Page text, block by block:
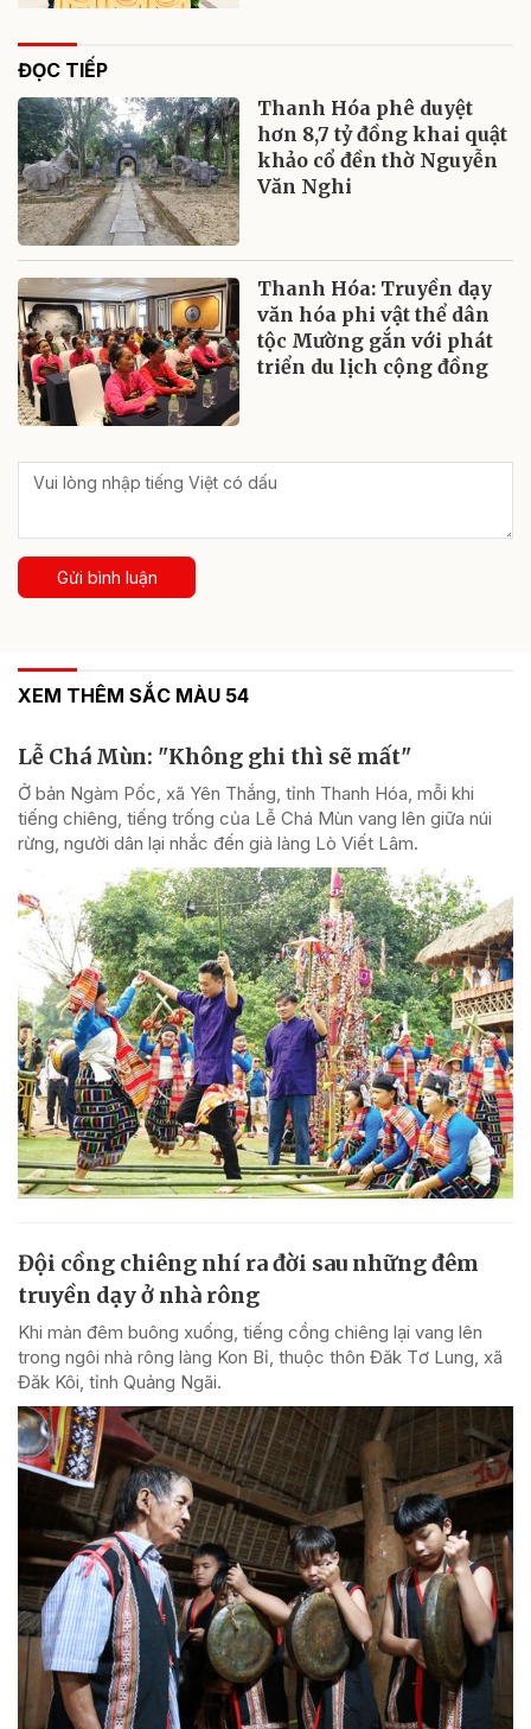
ĐỌC TIẾP
Thanh Hóa phê duyệt
hơn 8,7 tỷ đồng khai quật
khảo cổ đền thờ Nguyễn
Văn Nghi
Thanh Hóa: Truyền dạy
văn hóa phi vật thể dân
tộc Mường gắn với phát
triển du lịch cộng đồng
Gửi bình luận
XEM THÊM SẮC MÀU 54
Lễ Chá Mùn: "Không ghi thì sẽ mất"
Ở bản Ngàm Pốc, xã Yên Thắng, tỉnh Thanh Hóa, mỗi khi
tiếng chiêng, tiếng trống của Lễ Chá Mùn vang lên giữa núi
rừng, người dân lại nhắc đến già làng Lò Viết Lâm.
Đội cồng chiêng nhí ra đời sau những đêm
truyền dạy ở nhà rông
Khi màn đêm buông xuống, tiếng cồng chiêng lại vang lên
trong ngôi nhà rông làng Kon Bỉ, thuộc thôn Đăk Tơ Lung, xã
Đăk Kôi, tỉnh Quảng Ngãi.